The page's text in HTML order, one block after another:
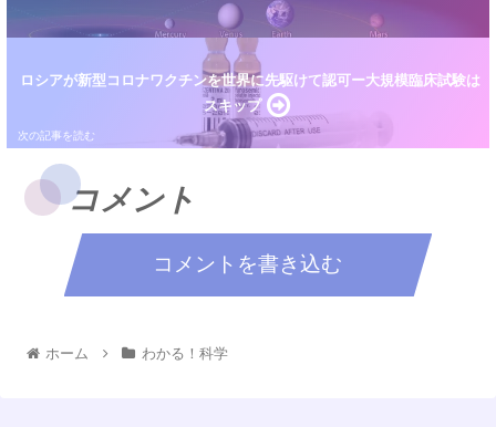
ロシアが新型コロナワクチンを世界に先駆けて認可ー大規模臨床試験は
スキップ
コメント
コメントを書き込む
ホーム わかる！科学